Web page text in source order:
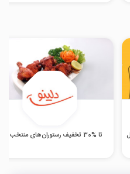
تا %30 تخفیف رستوران‌های منتخب دلینو